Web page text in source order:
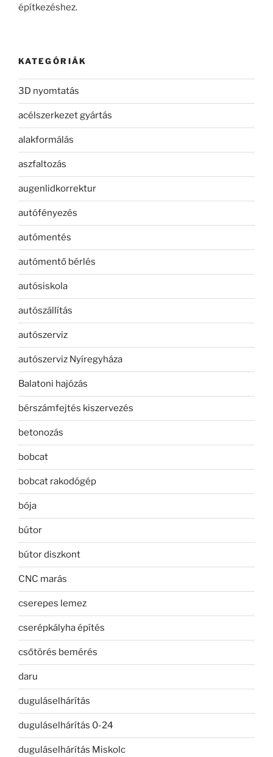
építkezéshez.
KATEGÓRIÁK
3D nyomtatás
acélszerkezet gyártás
alakformálás
aszfaltozás
augenlidkorrektur
autófényezés
autómentés
autómentő bérlés
autósiskola
autószállítás
autószerviz
autószerviz Nyíregyháza
Balatoni hajózás
bérszámfejtés kiszervezés
betonozás
bobcat
bobcat rakodógép
bója
bútor
bútor diszkont
CNC marás
cserepes lemez
cserépkályha építés
csőtörés bemérés
daru
duguláselhárítás
duguláselhárítás 0-24
duguláselhárítás Miskolc